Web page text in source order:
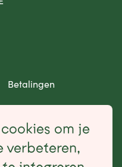
Betalingen
Contact opnemen
om je
verbeteren,